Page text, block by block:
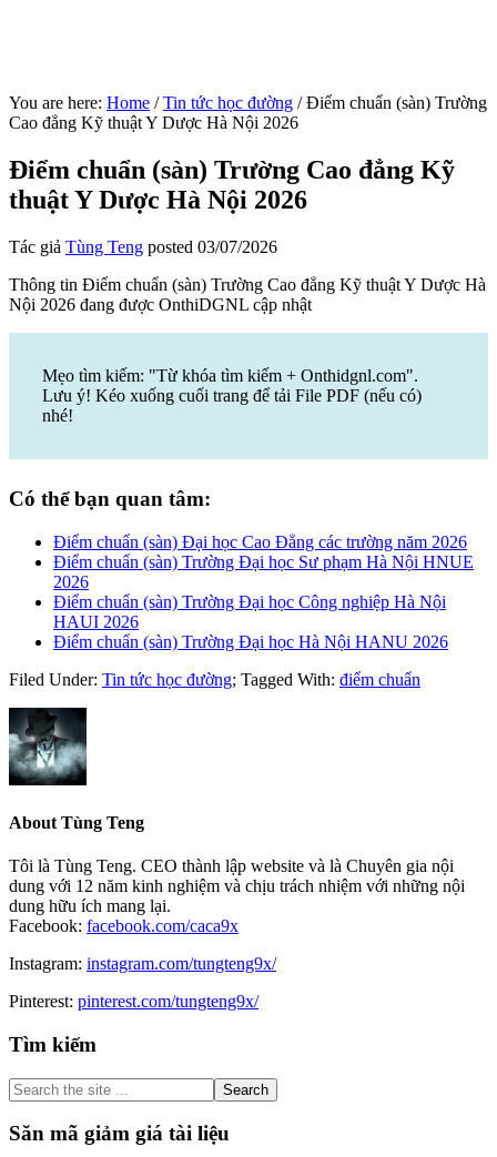
You are here: Home / Tin tức học đường /Điểm chuẩn (sàn) Trường
Cao đẳng Kỹ thuật Y Dược Hà Nội 2026
Điểm chuẩn (sàn) Trường Cao đẳng Kỹ
thuật Y Dược Hà Nội 2026
Tác giả Tùng Teng posted 03/07/2026
Thông tin Điểm chuẩn (sàn) Trường Cao đẳng Kỹ thuật Y Dược Hà
Nội 2026 đang được OnthiDGNL cập nhật
Mẹo tìm kiếm: "Từ khóa tìm kiếm + Onthidgnl.com".
Lưu ý! Kéo xuống cuối trang để tải File PDF (nếu có)
nhé!
Có thể bạn quan tâm:
Điểm chuẩn (sàn) Đại học Cao Đẳng các trường năm 2026
Điểm chuẩn (sàn) Trường Đại học Sư phạm Hà Nội HNUE
2026
Điểm chuẩn (sàn) Trường Đại học Công nghiệp Hà Nội
HAUI 2026
Điểm chuẩn (sàn) Trường Đại học Hà Nội HANU 2026
Filed Under: Tin tức học đường; Tagged With: điểm chuẩn
About Tùng Teng
Tôi là Tùng Teng. CEO thành lập website và là Chuyên gia nội
dung với 12 năm kinh nghiệm và chịu trách nhiệm với những nội
dung hữu ích mang lại.
Facebook: facebook.com/caca9x
Instagram: instagram.com/tungteng9x/
Pinterest: pinterest.com/tungteng9x/
Primary
Sidebar
Tìm kiếm
Search
the
site
...
Săn mã giảm giá tài liệu